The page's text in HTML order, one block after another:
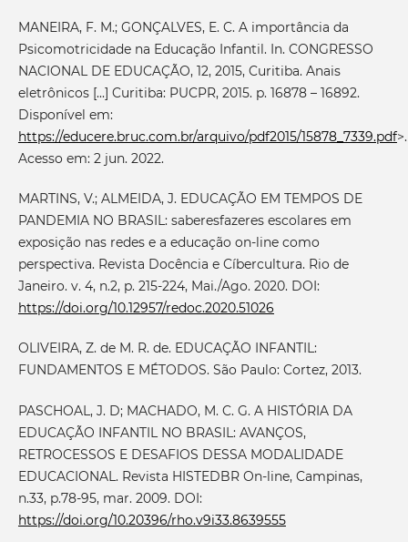
MANEIRA, F. M.; GONÇALVES, E. C. A importância da
Psicomotricidade na Educação Infantil. In. CONGRESSO
NACIONAL DE EDUCAÇÃO, 12, 2015, Curitiba. Anais
eletrônicos [...] Curitiba: PUCPR, 2015. p. 16878 – 16892.
Disponível em:
https://educere.bruc.com.br/arquivo/pdf2015/15878_7339.pdf>.
Acesso em: 2 jun. 2022.
MARTINS, V.; ALMEIDA, J. EDUCAÇÃO EM TEMPOS DE
PANDEMIA NO BRASIL: saberesfazeres escolares em
exposição nas redes e a educação on-line como
perspectiva. Revista Docência e Cíbercultura. Rio de
Janeiro. v. 4, n.2, p. 215-224, Mai./Ago. 2020. DOI:
https://doi.org/10.12957/redoc.2020.51026
OLIVEIRA, Z. de M. R. de. EDUCAÇÃO INFANTIL:
FUNDAMENTOS E MÉTODOS. São Paulo: Cortez, 2013.
PASCHOAL, J. D; MACHADO, M. C. G. A HISTÓRIA DA
EDUCAÇÃO INFANTIL NO BRASIL: AVANÇOS,
RETROCESSOS E DESAFIOS DESSA MODALIDADE
EDUCACIONAL. Revista HISTEDBR On-line, Campinas,
n.33, p.78-95, mar. 2009. DOI:
https://doi.org/10.20396/rho.v9i33.8639555